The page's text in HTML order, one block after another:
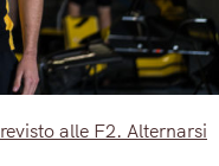
alle F2. Alternarsi